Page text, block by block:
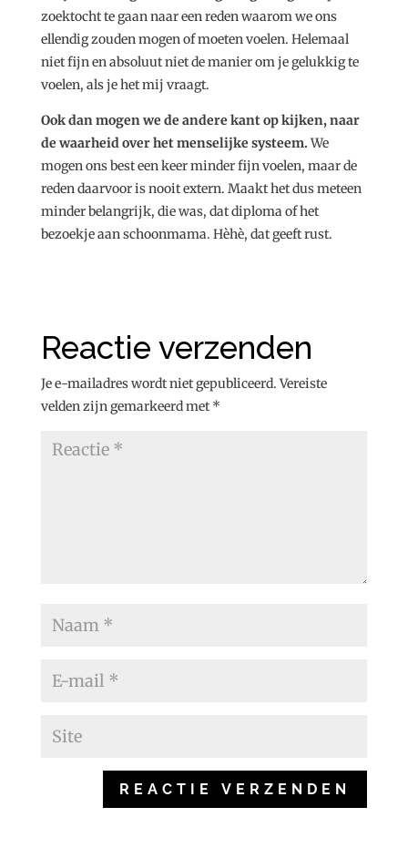
zoektocht te gaan naar een reden waarom we ons
ellendig zouden mogen of moeten voelen. Helemaal
niet fijn en absoluut niet de manier om je gelukkig te
voelen, als je het mij vraagt.
Ook dan mogen we de andere kant op kijken, naar
de waarheid over het menselijke systeem. We
mogen ons best een keer minder fijn voelen, maar de
reden daarvoor is nooit extern. Maakt het dus meteen
minder belangrijk, die was, dat diploma of het
bezoekje aan schoonmama. Hèhè, dat geeft rust.
Reactie verzenden
Je e-mailadres wordt niet gepubliceerd. Vereiste
velden zijn gemarkeerd met *